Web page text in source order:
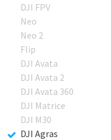
DJI FPV
Neo
Neo 2
Flip
DJI Avata
DJI Avata 2
DJI Avata 360
DJI Matrice
DJI M30
DJI Agras